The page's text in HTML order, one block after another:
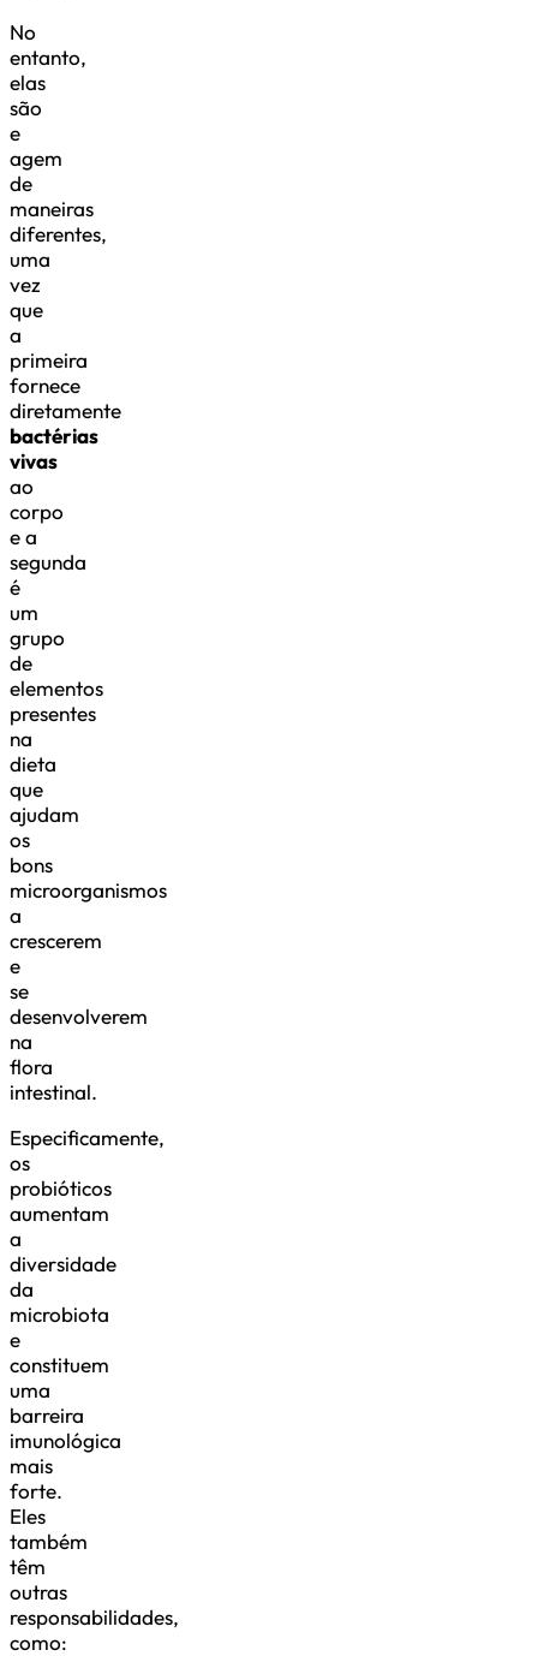
No
entanto,
elas
são
e
agem
de
maneiras
diferentes,
uma
vez
que
a
primeira
fornece
diretamente
bactérias
vivas
ao
corpo
e a
segunda
é
um
grupo
de
elementos
presentes
na
dieta
que
ajudam
os
bons
microorganismos
a
crescerem
e
se
desenvolverem
na
flora
intestinal.
Especificamente,
os
probióticos
aumentam
a
diversidade
da
microbiota
e
constituem
uma
barreira
imunológica
mais
forte.
Eles
também
têm
outras
responsabilidades,
como: